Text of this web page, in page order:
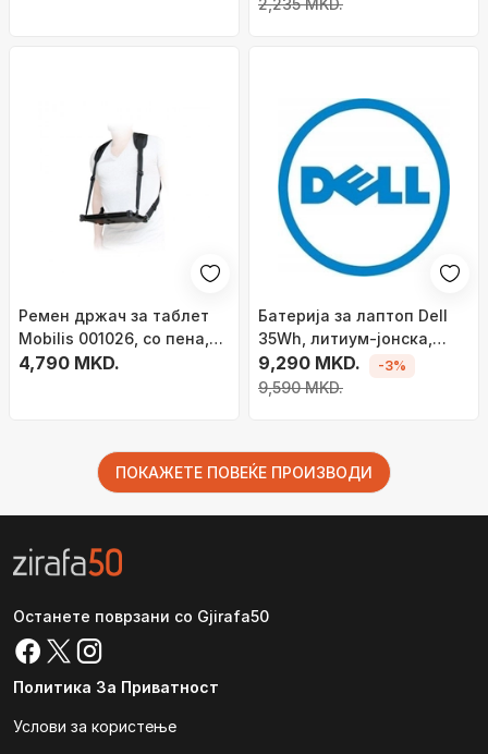
2,235 MKD.
Ремен држач за таблет
Mobilis 001026, со пена,
црн
4,790 MKD.
Батерија за лаптоп Dell
35Wh, литиум-јонска,
црна
9,290 MKD.
9,590 MKD.
-3%
ПОКАЖЕТЕ ПОВЕЌЕ ПРОИЗВОДИ
Останете поврзани со Gjirafa50
Политика За Приватност
Услови за користење